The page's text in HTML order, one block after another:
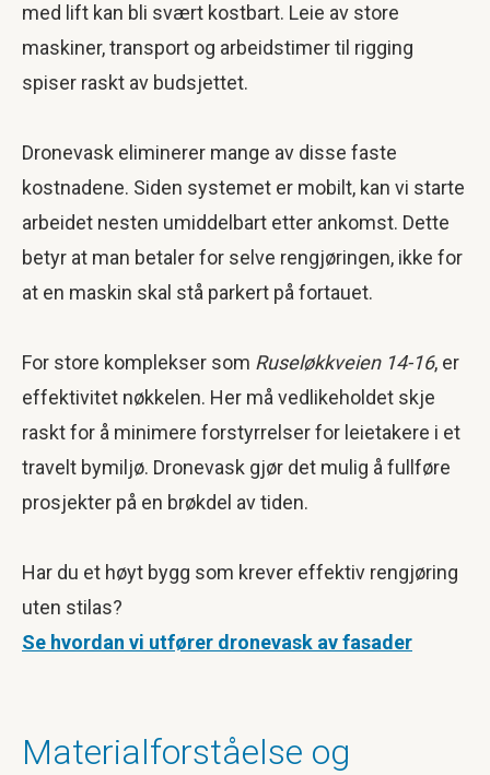
med lift kan bli svært kostbart. Leie av store
maskiner, transport og arbeidstimer til rigging
spiser raskt av budsjettet.
Dronevask eliminerer mange av disse faste
kostnadene. Siden systemet er mobilt, kan vi starte
arbeidet nesten umiddelbart etter ankomst. Dette
betyr at man betaler for selve rengjøringen, ikke for
at en maskin skal stå parkert på fortauet.
For store komplekser som Ruseløkkveien 14-16, er
effektivitet nøkkelen. Her må vedlikeholdet skje
raskt for å minimere forstyrrelser for leietakere i et
travelt bymiljø. Dronevask gjør det mulig å fullføre
prosjekter på en brøkdel av tiden.
Har du et høyt bygg som krever effektiv rengjøring
uten stilas?
Se hvordan vi utfører dronevask av fasader
Materialforståelse og